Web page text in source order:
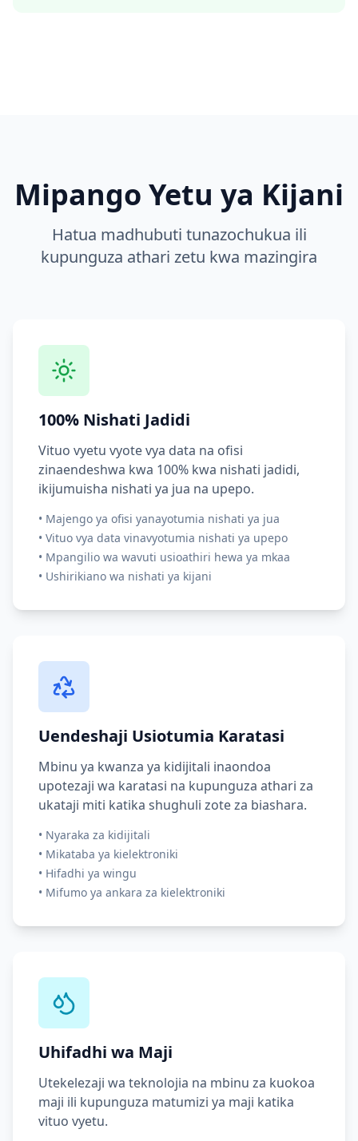
Mipango Yetu ya Kijani
Hatua madhubuti tunazochukua ili
kupunguza athari zetu kwa mazingira
100% Nishati Jadidi
Vituo vyetu vyote vya data na ofisi
zinaendeshwa kwa 100% kwa nishati jadidi,
ikijumuisha nishati ya jua na upepo.
• Majengo ya ofisi yanayotumia nishati ya jua
• Vituo vya data vinavyotumia nishati ya upepo
• Mpangilio wa wavuti usioathiri hewa ya mkaa
• Ushirikiano wa nishati ya kijani
Uendeshaji Usiotumia Karatasi
Mbinu ya kwanza ya kidijitali inaondoa
upotezaji wa karatasi na kupunguza athari za
ukataji miti katika shughuli zote za biashara.
• Nyaraka za kidijitali
• Mikataba ya kielektroniki
• Hifadhi ya wingu
• Mifumo ya ankara za kielektroniki
Uhifadhi wa Maji
Utekelezaji wa teknolojia na mbinu za kuokoa
maji ili kupunguza matumizi ya maji katika
vituo vyetu.